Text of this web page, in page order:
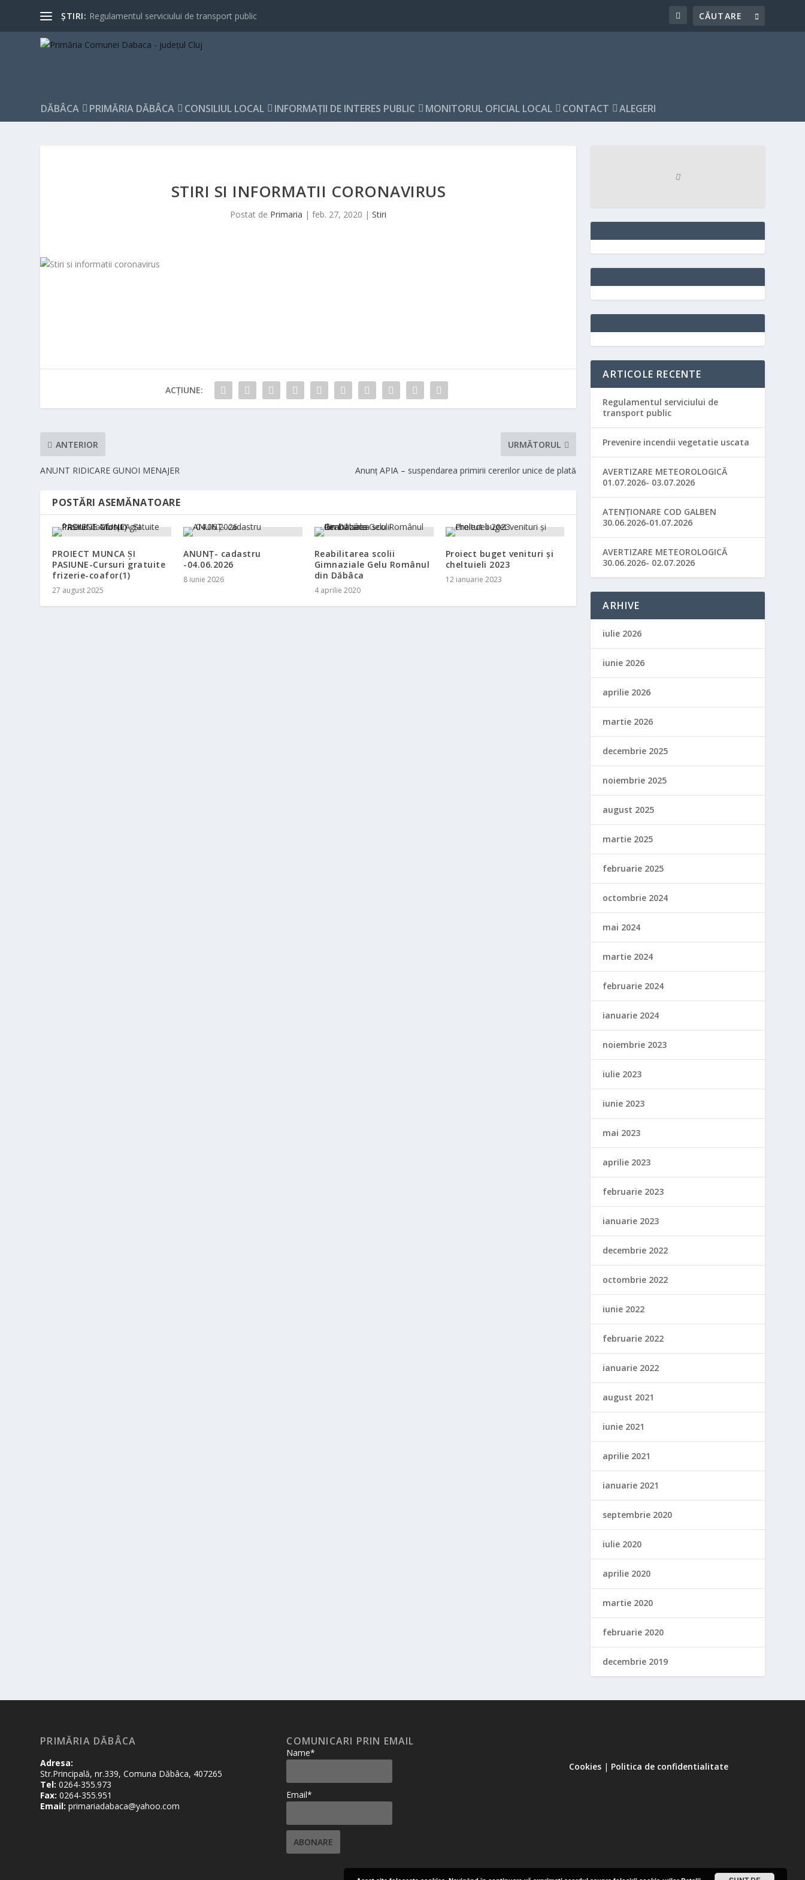
ȘTIRI: Regulamentul serviciului de transport public
DĂBÂCA PRIMĂRIA DĂBÂCA CONSILIUL LOCAL INFORMAŢII DE INTERES PUBLIC MONITORUL OFICIAL LOCAL CONTACT ALEGERI
STIRI SI INFORMATII CORONAVIRUS
Postat de Primaria |feb. 27, 2020 |Stiri
ACȚIUNE:
ANTERIOR
ANUNT RIDICARE GUNOI MENAJER
URMĂTORUL
Anunț APIA – suspendarea primirii cererilor unice de plată
POSTĂRI ASEMĂNATOARE
PROIECT MUNCA ȘI
PASIUNE-Cursuri gratuite
frizerie-coafor(1)
27 august 2025
ANUNȚ- cadastru
-04.06.2026
8 iunie 2026
Reabilitarea scolii
Gimnaziale Gelu Românul
din Dăbâca
4 aprilie 2020
Proiect buget venituri și
cheltuieli 2023
12 ianuarie 2023
ARTICOLE RECENTE
Regulamentul serviciului de
transport public
Prevenire incendii vegetatie uscata
AVERTIZARE METEOROLOGICĂ
01.07.2026- 03.07.2026
ATENȚIONARE COD GALBEN
30.06.2026-01.07.2026
AVERTIZARE METEOROLOGICĂ
30.06.2026- 02.07.2026
ARHIVE
iulie 2026
iunie 2026
aprilie 2026
martie 2026
decembrie 2025
noiembrie 2025
august 2025
martie 2025
februarie 2025
octombrie 2024
mai 2024
martie 2024
februarie 2024
ianuarie 2024
noiembrie 2023
iulie 2023
iunie 2023
mai 2023
aprilie 2023
februarie 2023
ianuarie 2023
decembrie 2022
octombrie 2022
iunie 2022
februarie 2022
ianuarie 2022
august 2021
iunie 2021
aprilie 2021
ianuarie 2021
septembrie 2020
iulie 2020
aprilie 2020
martie 2020
februarie 2020
decembrie 2019
PRIMĂRIA DĂBÂCA
Adresa:
Str.Principală, nr.339, Comuna Dăbâca, 407265
Tel: 0264-355.973
Fax: 0264-355.951
Email: primariadabaca@yahoo.com
COMUNICARI PRIN EMAIL
Name*
Email*
Cookies | Politica de confidentialitate